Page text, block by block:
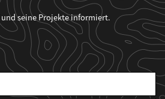
und seine Projekte informiert.